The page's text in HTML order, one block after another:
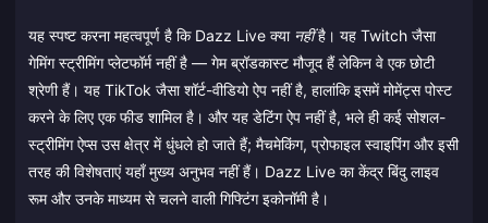
यह स्पष्ट करना महत्वपूर्ण है कि Dazz Live क्या नहींहै। यह Twitch जैसा
गेमिंग स्ट्रीमिंग प्लेटफॉर्म नहीं है — गेम ब्रॉडकास्ट मौजूद हैं लेकिन वे एक छोटी
श्रेणी हैं। यह TikTok जैसा शॉर्ट-वीडियो ऐप नहीं है, हालांकि इसमें मोमेंट्स पोस्ट
करने के लिए एक फीड शामिल है। और यह डेटिंग ऐप नहीं है, भले ही कई सोशल-
स्ट्रीमिंग ऐप्स उस क्षेत्र में धुंधले हो जाते हैं; मैचमेकिंग, प्रोफाइल स्वाइपिंग और इसी
तरह की विशेषताएं यहाँ मुख्य अनुभव नहीं हैं। Dazz Live का केंद्र बिंदु लाइव
रूम और उनके माध्यम से चलने वाली गिफ्टिंग इकोनॉमी है।